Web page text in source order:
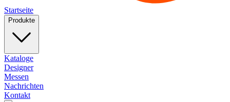
Startseite
Produkte
Kataloge
Designer
Messen
Nachrichten
Kontakt